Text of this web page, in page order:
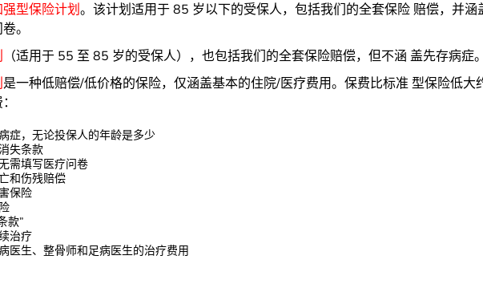
型保险计划。该计划适用于 85 岁以下的受保人，包括我们的全套保险 赔偿，并
。
（适用于 55 至 85 岁的受保人），也包括我们的全套保险赔偿，但不涵 盖先存病症
是一种低赔偿/低价格的保险，仅涵盖基本的住院/医疗费用。保费比标准 型保险低
症，无论投保人的年龄是多少
失条款
需填写医疗问卷
和伤残赔偿
保险
款”
治疗
医生、整骨师和足病医生的治疗费用